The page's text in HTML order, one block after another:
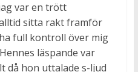
var en trött
sitta rakt framför
full kontroll över mig
läspande var
då hon uttalade s-ljud